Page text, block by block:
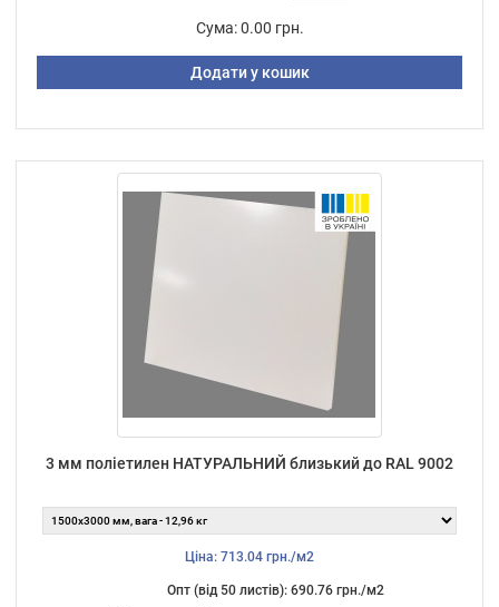
Сума: 0.00 грн.
Додати у кошик
3 мм поліетилен НАТУРАЛЬНИЙ близький до RAL 9002
Ціна: 713.04 грн./м2
Опт (від 50 листiв): 690.76 грн./м2